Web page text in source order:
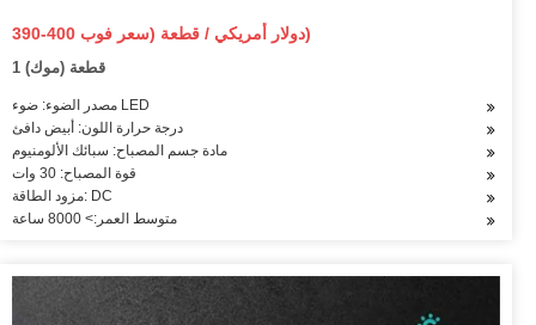
390-400 دولار أمريكي / قطعة (سعر فوب)
1 قطعة (موك)
مصدر الضوء: ضوء LED
درجة حرارة اللون: أبيض دافئ
مادة جسم المصباح: سبائك الألومنيوم
قوة المصباح: 30 وات
مزود الطاقة: DC
متوسط العمر:> 8000 ساعة